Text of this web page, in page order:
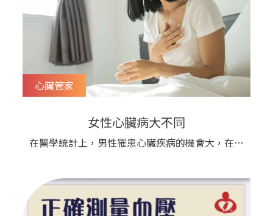
心臟管家
女性心臟病大不同
在醫學統計上，男性罹患心臟疾病的機會大，在日
事件比較多，所以偶爾會讓我們忽略了女性心臟病
的危險其實在台灣，心臟疾病長期是女性死亡原因
的第二名，在美國，更是高居排行榜第一位 ​ 在國